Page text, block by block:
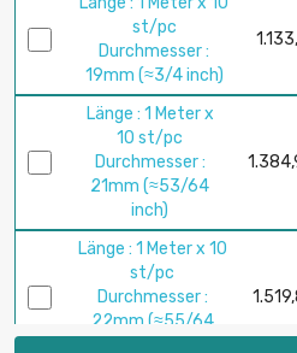
st/pc
Durchmesser :
19mm (≈3/4 inch)
Länge : 1 Meter x
10 st/pc
Durchmesser :
21mm (≈53/64
inch)
Länge : 1 Meter x 10
st/pc
Durchmesser :
22mm (≈55/64